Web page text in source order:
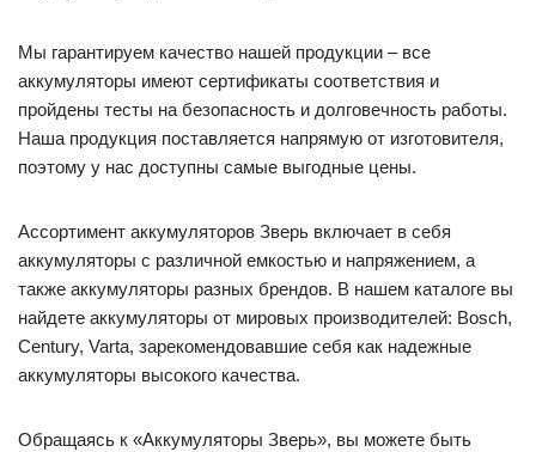
Мы гарантируем качество нашей продукции – все
аккумуляторы имеют сертификаты соответствия и
пройдены тесты на безопасность и долговечность работы.
Наша продукция поставляется напрямую от изготовителя,
поэтому у нас доступны самые выгодные цены.
Ассортимент аккумуляторов Зверь включает в себя
аккумуляторы с различной емкостью и напряжением, а
также аккумуляторы разных брендов. В нашем каталоге вы
найдете аккумуляторы от мировых производителей: Bosch,
Century, Varta, зарекомендовавшие себя как надежные
аккумуляторы высокого качества.
Обращаясь к «Аккумуляторы Зверь», вы можете быть